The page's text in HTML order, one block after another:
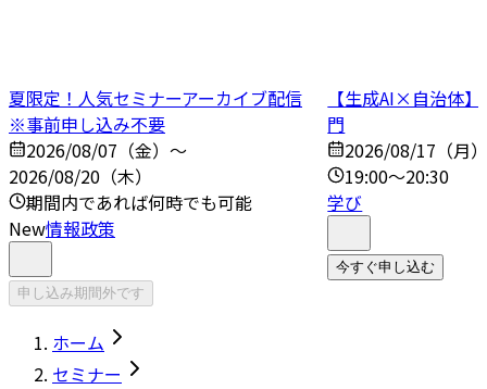
夏限定！人気セミナーアーカイブ配信
※事前申し込み不要
2026/08/07（金）～
2026/08/20（木）
期間内であれば何時でも可能
New情報政策
申し込み期間外です
【生成AI×自治体
門
2026/08/17（月
19:00～20:30
学び
今すぐ申し込む
ホーム
セミナー